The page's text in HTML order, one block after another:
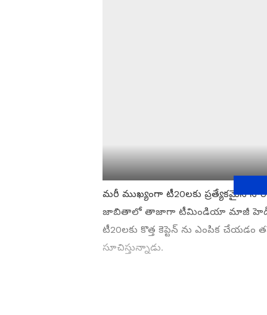
మరీ ముఖ్యంగా టీ20లకు ప్రత్యేకమైన
జాబితాలో తాజాగా టీమిండియా మాజీ హెడ్ కోచ్
టీ20లకు కొత్త కెప్టెన్ ను ఎంపిక
సూచిస్తున్నాడు.